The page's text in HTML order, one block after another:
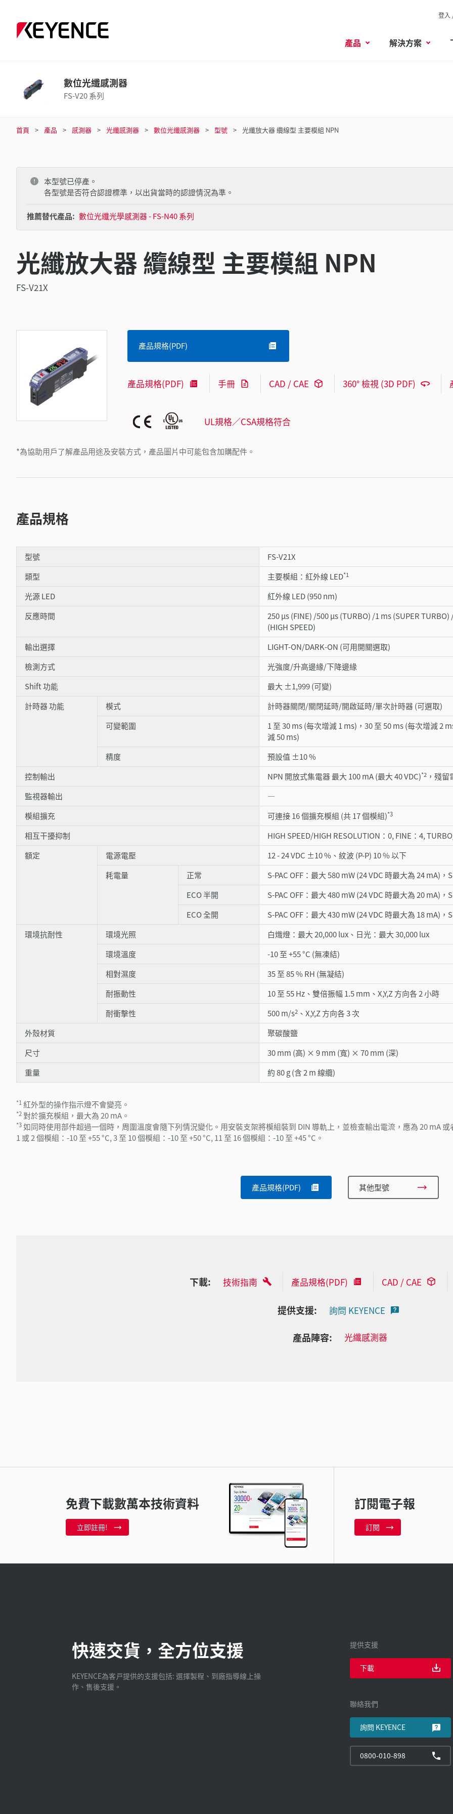
登入
產品 解決方案
數位光纖感測器
FS-V20 系列
首頁 產品 感測器 光纖感測器 數位光纖感測器 型號 光纖放大器 纜線型 主要模組 NPN
本型號已停產。
各型號是否符合認證標準，以出貨當時的認證情況為準。
推薦替代產品: 數位光纖光學感測器 - FS-N40 系列
光纖放大器 纜線型 主要模組 NPN
FS-V21X
*為協助用戶了解產品用途及安裝方式，產品圖片中可能包含加購配件。
產品規格(PDF)
產品規格(PDF) 手冊 CAD / CAE 360° 檢視 (3D PDF)
UL規格／CSA規格符合
產品規格
型號
FS-V21X
類型
主要模組：紅外線 LED*1
光源 LED
紅外線 LED (950 nm)
反應時間
250 µs (FINE) /500 µs (TURBO) /1 ms (SUPER
(HIGH SPEED)
輸出選擇
LIGHT-ON/DARK-ON (可用開關選取)
檢測方式
光強度/升高邊緣/下降邊緣
Shift 功能
最大 ±1,999 (可變)
計時器 功能
模式
計時器關閉/關閉延時/開啟延時/單次計時器 (可選取)
可變範圍
1 至 30 ms (每次增減 1 ms)，30 至 50 ms (每次增減 2
減 50 ms)
精度
預設值 ±10 %
控制輸出
NPN 開放式集電器 最大 100 mA (最大 40 VDC)*2 ，殘
監視器輸出
―
模組擴充
可連接 16 個擴充模組 (共 17 個模組)*3
相互干擾抑制
HIGH SPEED/HIGH RESOLUTION：0, FINE：4,
額定
電源電壓
12 - 24 VDC ±10 %、紋波 (P-P) 10 % 以下
耗電量
正常
S-PAC OFF：最大 580 mW (24 VDC 時最大為 24 mA)
ECO 半開
S-PAC OFF：最大 480 mW (24 VDC 時最大為 20 mA)
ECO 全開
S-PAC OFF：最大 430 mW (24 VDC 時最大為 18 mA)
環境抗耐性
環境光照
白熾燈：最大 20,000 lux、日光：最大 30,000 lux
環境溫度
-10 至 +55 °C (無凍結)
相對濕度
35 至 85 % RH (無凝結)
耐振動性
10 至 55 Hz、雙倍振幅 1.5 mm、X,Y,Z 方向各 2 小時
耐衝擊性
500 m/s2 、X,Y,Z 方向各 3 次
外殼材質
聚碳酸鹽
尺寸
30 mm (高) × 9 mm (寬) × 70 mm (深)
重量
約 80 g (含 2 m 線纜)
*1 紅外型的操作指示燈不會變亮。
*2對於擴充模組，最大為 20 mA。
*3如同時使用部件超過一個時，周圍溫度會隨下列情況變化。用安裝支架將模組裝到 DIN 導軌上，並檢查輸出電流，應為 20 mA
1 或 2 個模組：-10 至 +55 °C, 3 至 10 個模組：-10 至 +50 °C, 11 至 16 個模組：-10 至 +45 °C。
產品規格(PDF) 其他型號
下載: 技術指南 產品規格(PDF) CAD / CAE
提供支援: 詢問 KEYENCE
產品陣容: 光纖感測器
免費下載數萬本技術資料
立即註冊!
訂閱電子報
訂閱
快速交貨，全方位支援
KEYENCE為客戸提供的支援包括: 選擇製程、到廠指導線上操
作、售後支援。
提供支援
下載
聯絡我們
詢問 KEYENCE
0800-010-898